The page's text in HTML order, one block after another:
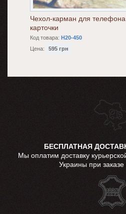
Чехол-карман для
карточки
Код товара: H20-450
Цена:
595 грн
БЕСПЛАТНАЯ
Мы оплатим доставку
Украины при заказе